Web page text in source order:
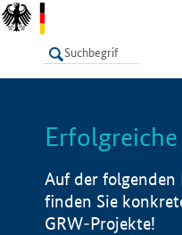
LISTE
Auf der
finden Sie
GRW-Projekte!